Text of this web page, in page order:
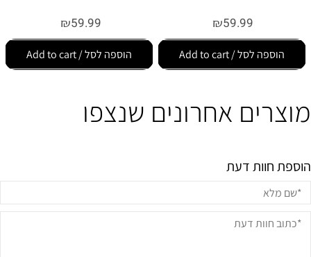
₪59.99
הוספה לסל / Add to cart
₪59.99
הוספה לסל / Add to cart
מוצרים אחרונים שנצפו
הוספת חוות דעת